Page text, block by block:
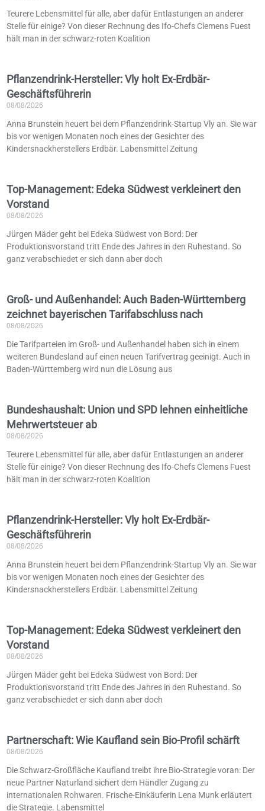
Teurere Lebensmittel für alle, aber dafür Entlastungen an anderer
Stelle für einige? Von dieser Rechnung des Ifo-Chefs Clemens Fuest
hält man in der schwarz-roten Koalition
Pflanzendrink-Hersteller: Vly holt Ex-Erdbär-
Geschäftsführerin
08/08/2026
Anna Brunstein heuert bei dem Pflanzendrink-Startup Vly an. Sie war
bis vor wenigen Monaten noch eines der Gesichter des
Kindersnackherstellers Erdbär. Labensmittel Zeitung
Top-Management: Edeka Südwest verkleinert den
Vorstand
08/08/2026
Jürgen Mäder geht bei Edeka Südwest von Bord: Der
Produktionsvorstand tritt Ende des Jahres in den Ruhestand. So
ganz verabschiedet er sich dann aber doch
Groß- und Außenhandel: Auch Baden-Württemberg
zeichnet bayerischen Tarifabschluss nach
08/08/2026
Die Tarifparteien im Groß- und Außenhandel haben sich in einem
weiteren Bundesland auf einen neuen Tarifvertrag geeinigt. Auch in
Baden-Württemberg wird nun die Lösung aus
Bundeshaushalt: Union und SPD lehnen einheitliche
Mehrwertsteuer ab
08/08/2026
Teurere Lebensmittel für alle, aber dafür Entlastungen an anderer
Stelle für einige? Von dieser Rechnung des Ifo-Chefs Clemens Fuest
hält man in der schwarz-roten Koalition
Pflanzendrink-Hersteller: Vly holt Ex-Erdbär-
Geschäftsführerin
08/08/2026
Anna Brunstein heuert bei dem Pflanzendrink-Startup Vly an. Sie war
bis vor wenigen Monaten noch eines der Gesichter des
Kindersnackherstellers Erdbär. Labensmittel Zeitung
Top-Management: Edeka Südwest verkleinert den
Vorstand
08/08/2026
Jürgen Mäder geht bei Edeka Südwest von Bord: Der
Produktionsvorstand tritt Ende des Jahres in den Ruhestand. So
ganz verabschiedet er sich dann aber doch
Partnerschaft: Wie Kaufland sein Bio-Profil schärft
08/08/2026
Die Schwarz-Großfläche Kaufland treibt ihre Bio-Strategie voran: Der
neue Partner Naturland sichert dem Händler Zugang zu
internationalen Rohwaren. Frische-Einkäuferin Lena Munk erläutert
die Strategie. Labensmittel